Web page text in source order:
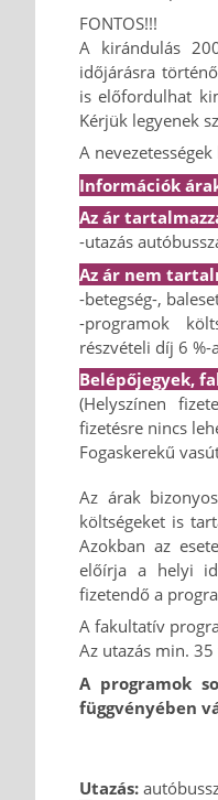
FONTOS!!!
A kirándulás
időjárásra
is előfordulhat
Kérjük legyenek
A
Információk
Az ár
-utazás
Az ár nem
-betegség-,
-programok
részvételi díj 6 %-a
Belépőjegyek,
(Helyszínen
fizetésre nincs
Fogaskerekű
Az árak
költségeket is
Azokban az
előírja a helyi
fizetendő a
A fakultatív
Az utazás min.
A programok
függvényében
Utazás: